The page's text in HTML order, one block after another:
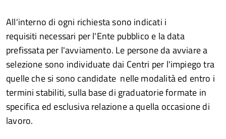
All'interno di ogni richiesta sono indicati i
requisiti necessari per l'Ente pubblico e la data
prefissata per l'avviamento. Le persone da avviare a
selezione sono individuate dai Centri per l'impiego tra
quelle che si sono candidate nelle modalità ed entro i
termini stabiliti, sulla base di graduatorie formate in
specifica ed esclusiva relazione a quella occasione di
lavoro.